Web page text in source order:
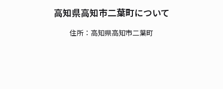
高知県高知市二葉町について
住所：高知県高知市二葉町